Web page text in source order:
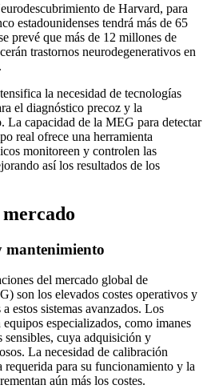
de Harvard, para
estadounidenses tendrá más de 65
prevé que más de 12 millones de
trastornos neurodegenerativos en
la necesidad de tecnologías
el diagnóstico precoz y la
La capacidad de la MEG para detectar
real ofrece una herramienta
monitoreen y controlen las
así los resultados de los
mantenimiento
del mercado global de
son los elevados costes operativos y
estos sistemas avanzados. Los
especializados, como imanes
sensibles, cuya adquisición y
La necesidad de calibración
para su funcionamiento y la
aún más los costes.